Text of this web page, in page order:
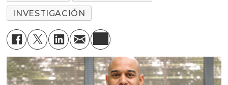
INVESTIGACIÓN